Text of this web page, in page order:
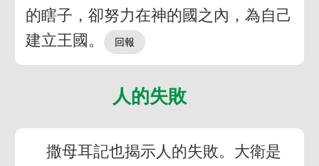
的瞎子，卻努力在神的國之內，為自己
建立王國。
人的失敗
撒母耳記也揭示人的失敗。大衛是